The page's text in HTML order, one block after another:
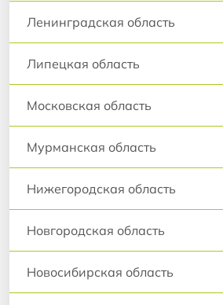
Ленинградская область
Липецкая область
Московская область
Мурманская область
Нижегородская область
Новгородская область
Новосибирская область